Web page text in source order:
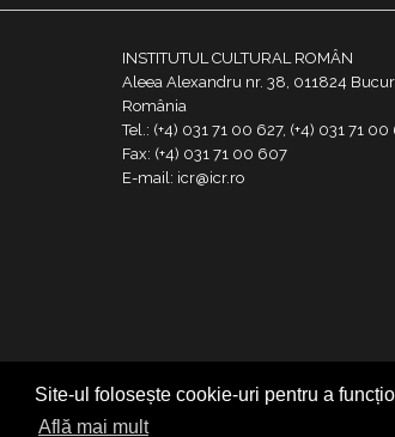
Site-ul folosește cookie-uri pentru a
Află mai mult
INSTITUTUL CULTURAL ROMÂN
Aleea Alexandru nr. 38, 011824
România
Tel.: (+4) 031 71 00 627, (+4) 031 71
Fax: (+4) 031 71 00 607
E-mail: icr@icr.ro